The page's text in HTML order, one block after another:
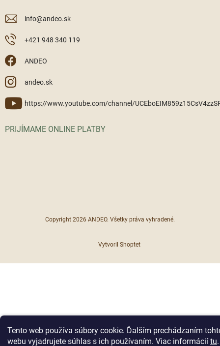
Tento web používa súbory cookie. Ďalším prechádzaním
webu vyjadrujete súhlas s ich používaním. Viac informácií tu.
info@andeo.sk
+421 948 340 119
ANDEO
andeo.sk
https://www.youtube.com/channel/
PRIJÍMAME ONLINE PLATBY
Vytvoril Shoptet
Copyright 2026 ANDEO. Všetky práva vyhradené.